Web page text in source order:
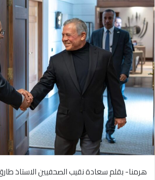
هرمنا- بقلم سعادة نقيب الصحفيين الاستاذ